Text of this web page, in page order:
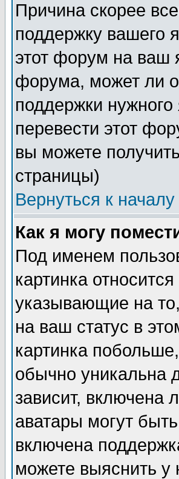
Причина скорее
поддержку вашего
этот форум на ваш
форума, может ли
поддержки
перевести этот
вы можете
страницы)
Вернуться к началу
Как я могу
Под именем
картинка
указывающие на
на ваш статус в
картинка
обычно уникальна
зависит, включена
аватары могут
включена
можете выяснить у